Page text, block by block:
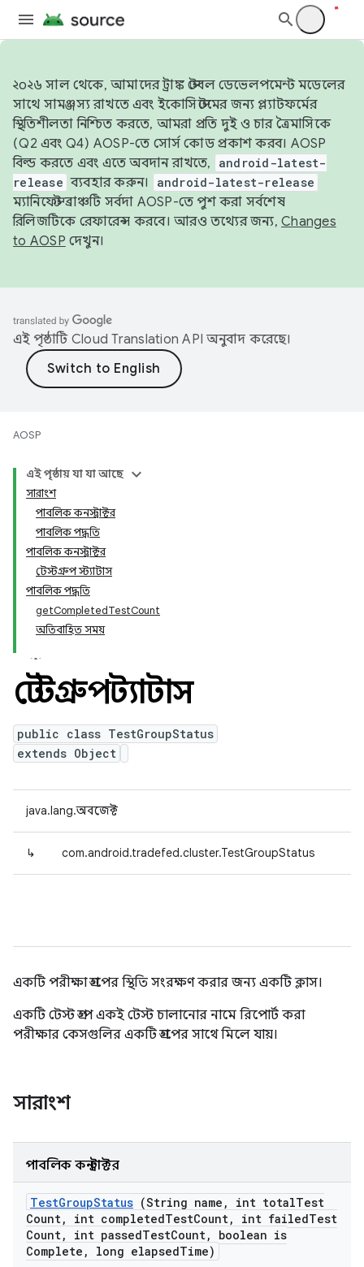
২০২৬ সাল থেকে, আমাদের ট্রাঙ্ক স্টেবল ডেভেলপমেন্ট মডেলের
সাথে সামঞ্জস্য রাখতে এবং ইকোসিস্টেমের জন্য প্ল্যাটফর্মের
স্থিতিশীলতা নিশ্চিত করতে, আমরা প্রতি দুই ও চার ত্রৈমাসিকে
(Q2 এবং Q4) AOSP-তে সোর্স কোড প্রকাশ করব। AOSP
বিল্ড করতে এবং এতে অবদান রাখতে,
android-latest-
release ব্যবহার করুন। android-latest-release
ম্যানিফেস্ট ব্রাঞ্চটি সর্বদা AOSP-তে পুশ করা সর্বশেষ
রিলিজটিকে রেফারেন্স করবে। আরও তথ্যের জন্য, Changes
to AOSP দেখুন।
এই পৃষ্ঠাটি Cloud Translation API অনুবাদ করেছে।
AOSP
এই পৃষ্ঠায় যা যা আছে
সারাংশ
পাবলিক কনস্ট্রাক্টর
পাবলিক পদ্ধতি
পাবলিক কনস্ট্রাক্টর
টেস্টগ্রুপ স্ট্যাটাস
পাবলিক পদ্ধতি
getCompletedTestCount
অতিবাহিত সময়
টেস্টগ্রুপ স্ট্যাটাস
public class TestGroupStatus
extends Object
java.lang.অবজেক্ট
↳ com.android.tradefed.cluster.TestGroupStatus
একটি পরীক্ষা গ্রুপের স্থিতি সংরক্ষণ করার জন্য একটি ক্লাস।
একটি টেস্ট গ্রুপ একই টেস্ট চালানোর নামে রিপোর্ট করা
পরীক্ষার কেসগুলির একটি গ্রুপের সাথে মিলে যায়।
সারাংশ
পাবলিক কনস্ট্রাক্টর
TestGroupStatus (String name , int totalTest
Count, int completedTestCount, int failedTest
Count, int passedTestCount,
boolean is
Complete , long elapsedTime)